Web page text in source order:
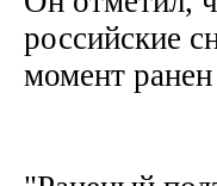
российские
момент